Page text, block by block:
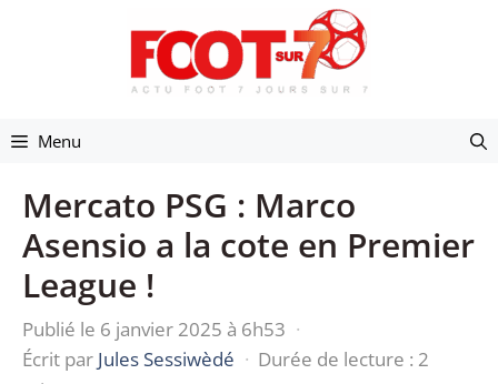
Menu
Mercato PSG : Marco
Asensio a la cote en Premier
League !
Publié le 6 janvier 2025 à 6h53 ·
Écrit par Jules Sessiwèdé · Durée de lecture : 2